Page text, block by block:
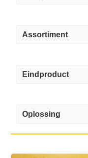
Assortiment
Eindproduct
Oplossing